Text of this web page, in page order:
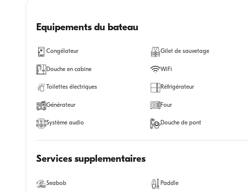
Equipements du bateau
Congélateur Gilet de sauvetage
Douche en cabine WiFi
Toilettes électriques Réfrigérateur
Générateur Four
Système audio Douche de pont
Services supplementaires
Seabob Paddle